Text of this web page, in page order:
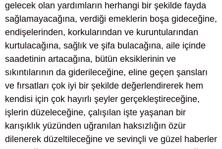
gelecek olan yardımların herhangi bir şekilde fayda
sağlamayacağına, verdiği emeklerin boşa gideceğine,
endişelerinden, korkularından ve kuruntularından
kurtulacağına, sağlık ve şifa bulacağına, aile içinde
saadetinin artacağına, bütün eksiklerinin ve
sıkıntılarının da giderileceğine, eline geçen şansları
ve fırsatları çok iyi bir şekilde değerlendirerek hem
kendisi için çok hayırlı şeyler gerçekleştireceğine,
işlerin düzeleceğine, çalışılan işte yaşanan bir
karışıklık yüzünden uğranılan haksızlığın özür
dilenerek düzeltileceğine ve sevinçli ve güzel haberler